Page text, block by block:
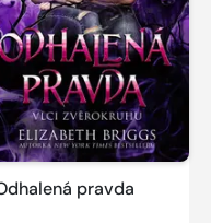
pravda